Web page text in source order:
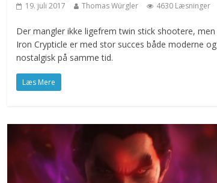
19. juli 2017 Thomas Würgler 4630 Læsninger
Der mangler ikke ligefrem twin stick shootere, men
Iron Crypticle er med stor succes både moderne og
nostalgisk på samme tid.
Læs Mere